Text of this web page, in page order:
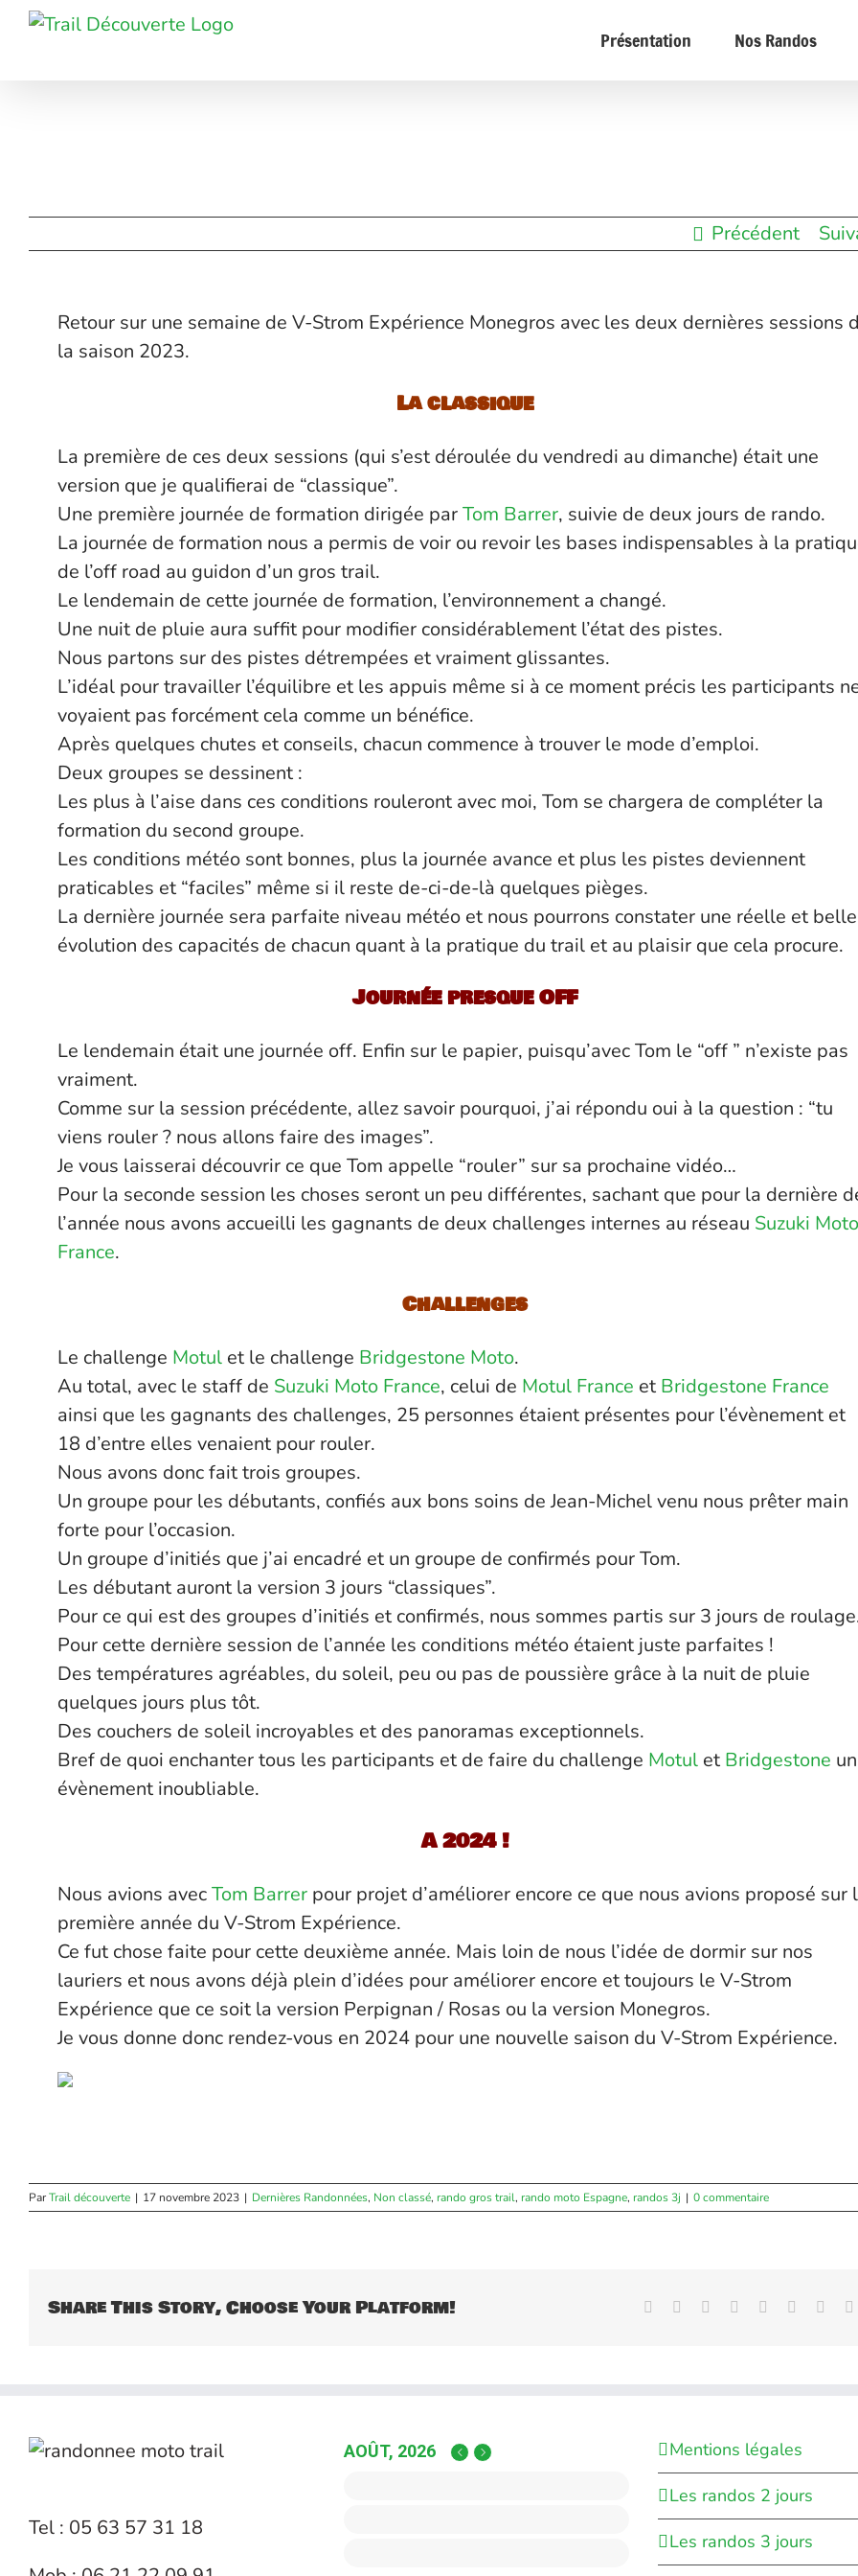
Passer
Présentation Nos Randos
Précédent
Retour sur une semaine de V-Strom Expérience Monegros avec les deux dernières sessions
la saison 2023.
La classique
La première de ces deux sessions (qui s’est déroulée du vendredi au dimanche) était une
version que je qualifierai de “classique”.
Une première journée de formation dirigée parTom Barrer, suivie de deux jours de rando.
La journée de formation nous a permis de voir ou revoir les bases indispensables à la
de l’off road au guidon d’un gros trail.
Le lendemain de cette journée de formation, l’environnement a changé.
Une nuit de pluie aura suffit pour modifier considérablement l’état des pistes.
Nous partons sur des pistes détrempées et vraiment glissantes.
L’idéal pour travailler l’équilibre et les appuis même si à ce moment précis les participants
voyaient pas forcément cela comme un bénéfice.
Après quelques chutes et conseils, chacun commence à trouver le mode d’emploi.
Deux groupes se dessinent :
Les plus à l’aise dans ces conditions rouleront avec moi, Tom se chargera de compléter la
formation du second groupe.
Les conditions météo sont bonnes, plus la journée avance et plus les pistes deviennent
praticables et “faciles” même si il reste de-ci-de-là quelques pièges.
La dernière journée sera parfaite niveau météo et nous pourrons constater une réelle et belle
évolution des capacités de chacun quant à la pratique du trail et au plaisir que cela procure.
Journée presque OFF
Le lendemain était une journée off. Enfin sur le papier, puisqu’avec Tom le “off ” n’existe pas
vraiment.
Comme sur la session précédente, allez savoir pourquoi, j’ai répondu oui à la question : “tu
viens rouler ? nous allons faire des images”.
Je vous laisserai découvrir ce que Tom appelle “rouler” sur sa prochaine vidéo…
Pour la seconde session les choses seront un peu différentes, sachant que pour la dernière
l’année nous avons accueilli les gagnants de deux challenges internes au réseau Suzuki Moto
France.
Challenges
Le challenge Motul et le challenge Bridgestone Moto.
Au total, avec le staff de Suzuki Moto France, celui de Motul France et Bridgestone France
ainsi que les gagnants des challenges, 25 personnes étaient présentes pour l’évènement et
18 d’entre elles venaient pour rouler.
Nous avons donc fait trois groupes.
Un groupe pour les débutants, confiés aux bons soins de Jean-Michel venu nous prêter main
forte pour l’occasion.
Un groupe d’initiés que j’ai encadré et un groupe de confirmés pour Tom.
Les débutant auront la version 3 jours “classiques”.
Pour ce qui est des groupes d’initiés et confirmés, nous sommes partis sur 3 jours de
Pour cette dernière session de l’année les conditions météo étaient juste parfaites !
Des températures agréables, du soleil, peu ou pas de poussière grâce à la nuit de pluie
quelques jours plus tôt.
Des couchers de soleil incroyables et des panoramas exceptionnels.
Bref de quoi enchanter tous les participants et de faire du challenge Motul et Bridgestone un
évènement inoubliable.
A 2024 !
Nous avions avecTom Barrer pour projet d’améliorer encore ce que nous avions proposé sur
première année du V-Strom Expérience.
Ce fut chose faite pour cette deuxième année. Mais loin de nous l’idée de dormir sur nos
lauriers et nous avons déjà plein d’idées pour améliorer encore et toujours le V-Strom
Expérience que ce soit la version Perpignan / Rosas ou la version Monegros.
Je vous donne donc rendez-vous en 2024 pour une nouvelle saison du V-Strom Expérience.
ParTrail découverte | 17 novembre 2023 | Dernières Randonnées, Non classé, rando gros trail, rando moto Espagne, randos 3j | 0 commentaire
Share This Story, Choose Your Platform! Facebook Reddit LinkedInWhatsApp
Tumblr
Tel : 05 63 57 31 18
AOÛT, 2026
Mentions légales
Les randos 2 jours
Les randos 3 jours